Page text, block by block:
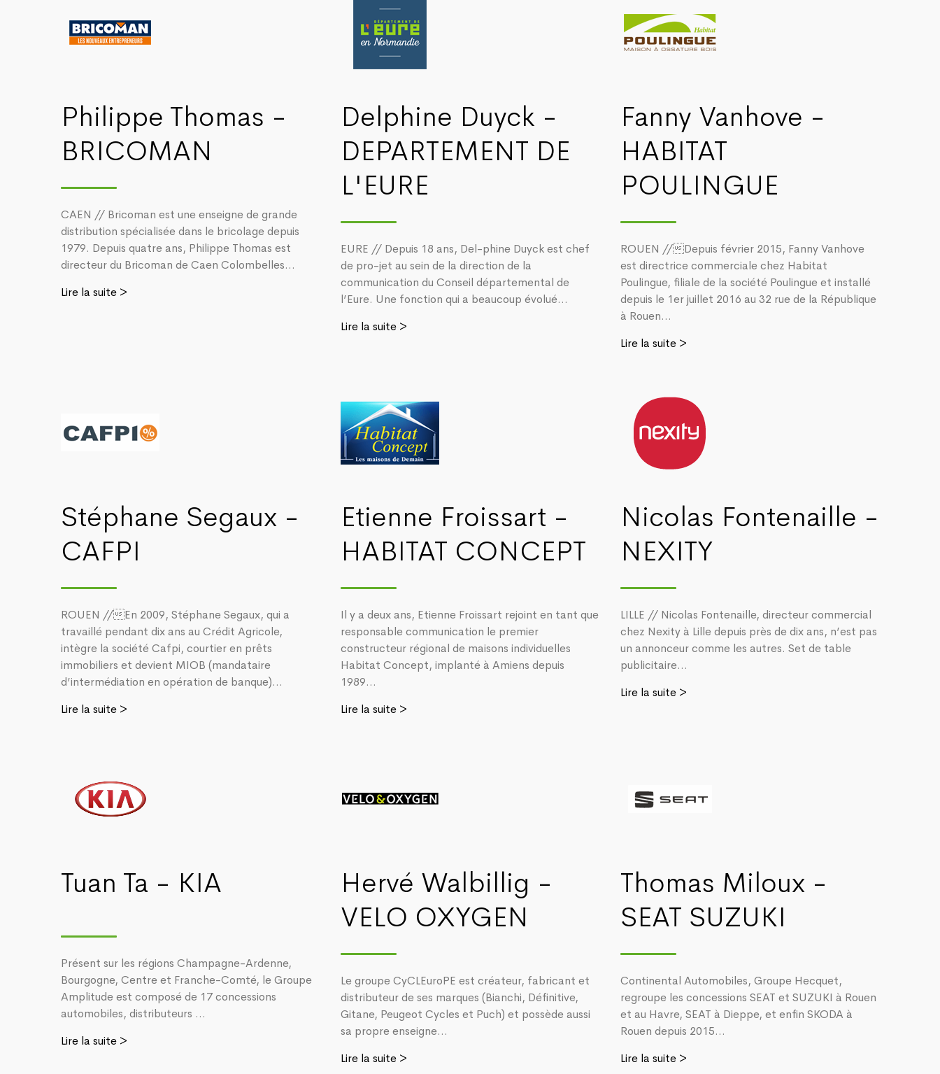
Philippe Thomas -
BRICOMAN
CAEN // Bricoman est une enseigne de grande
distribution spécialisée dans le bricolage depuis
1979. Depuis quatre ans, Philippe Thomas est
directeur du Bricoman de Caen Colombelles...
Lire la suite >
Delphine Duyck -
DEPARTEMENT DE
L'EURE
EURE // Depuis 18 ans, Del-phine Duyck est chef
de pro-jet au sein de la direction de la
communication du Conseil départemental de
l’Eure. Une fonction qui a beaucoup évolué...
Lire la suite >
Fanny Vanhove -
HABITAT
POULINGUE
ROUEN //Depuis février 2015, Fanny Vanhove
est directrice commerciale chez Habitat
Poulingue, filiale de la société Poulingue et installé
depuis le 1er juillet 2016 au 32 rue de la République
à Rouen...
Lire la suite >
Stéphane Segaux -
CAFPI
ROUEN //En 2009, Stéphane Segaux, qui a
travaillé pendant dix ans au Crédit Agricole,
intègre la société Cafpi, courtier en prêts
immobiliers et devient MIOB (mandataire
d’intermédiation en opération de banque)...
Lire la suite >
Etienne Froissart -
HABITAT CONCEPT
Il y a deux ans, Etienne Froissart rejoint en tant que
responsable communication le premier
constructeur régional de maisons individuelles
Habitat Concept, implanté à Amiens depuis
1989...
Lire la suite >
Nicolas Fontenaille -
NEXITY
LILLE // Nicolas Fontenaille, directeur commercial
chez Nexity à Lille depuis près de dix ans, n’est pas
un annonceur comme les autres. Set de table
publicitaire...
Lire la suite >
Tuan Ta - KIA
Présent sur les régions Champagne-Ardenne,
Bourgogne, Centre et Franche-Comté, le Groupe
Amplitude est composé de 17 concessions
automobiles, distributeurs ...
Lire la suite >
Hervé Walbillig -
VELO OXYGEN
Le groupe CyCLEuroPE est créateur, fabricant et
distributeur de ses marques (Bianchi, Définitive,
Gitane, Peugeot Cycles et Puch) et possède aussi
sa propre enseigne...
Lire la suite >
Thomas Miloux -
SEAT SUZUKI
Continental Automobiles, Groupe Hecquet,
regroupe les concessions SEAT et SUZUKI à Rouen
et au Havre, SEAT à Dieppe, et enfin SKODA à
Rouen depuis 2015...
Lire la suite >